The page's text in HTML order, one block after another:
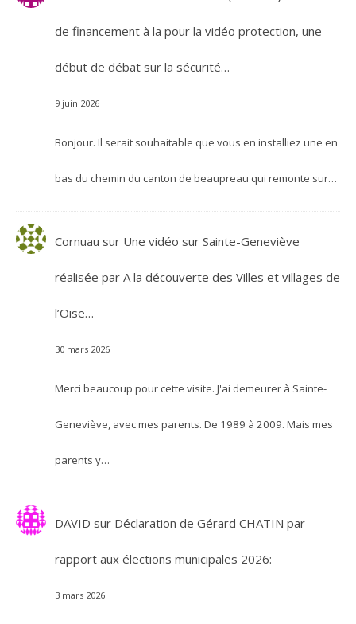
de financement à la pour la vidéo protection, une
début de débat sur la sécurité…
9 juin 2026
Bonjour. Il serait souhaitable que vous en installiez une en
bas du chemin du canton de beaupreau qui remonte sur…
Cornuau sur Une vidéo sur Sainte-Geneviève
réalisée par A la découverte des Villes et villages de
l’Oise…
30 mars 2026
Merci beaucoup pour cette visite. J'ai demeurer à Sainte-
Geneviève, avec mes parents. De 1989 à 2009. Mais mes
parents y…
DAVID sur Déclaration de Gérard CHATIN par
rapport aux élections municipales 2026:
3 mars 2026